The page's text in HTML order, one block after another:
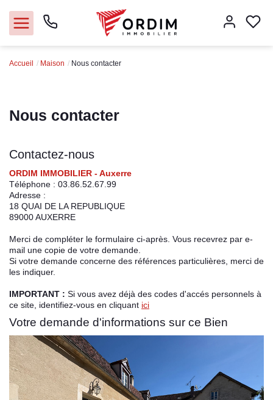
Acheter
Vendre
Immobilier pro
Faire gérer
Syndic
Espace client
Accueil Maison Nous contacter
Nous contacter
Contactez-nous
ORDIM IMMOBILIER - Auxerre
Téléphone : 03.86.52.67.99
Adresse :
18 QUAI DE LA REPUBLIQUE
89000AUXERRE
Merci de compléter le formulaire ci-après. Vous recevrez par e-
mail une copie de votre demande.
Si votre demande concerne des références particulières, merci de
les indiquer.
IMPORTANT : Si vous avez déjà des codes d'accés personnels à
ce site, identifiez-vous en cliquant ici
Votre demande d'informations sur ce Bien